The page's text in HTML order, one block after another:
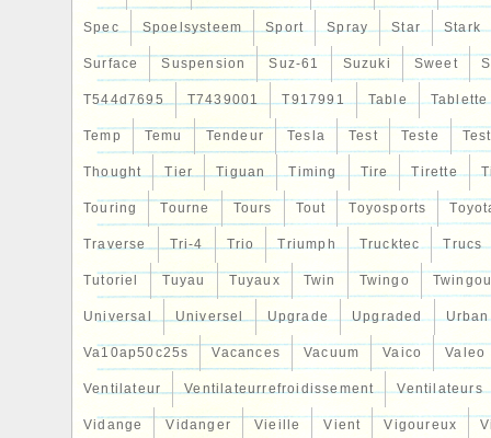
Spec Spoelsysteem Sport Spray Star Stark
Surface Suspension Suz-61 Suzuki Sweet
T544d7695 T7439001 T917991 Table Tablette
Temp Temu Tendeur Tesla Test Teste
Thought Tier Tiguan Timing Tire Tirette
Touring Tourne Tours Tout Toyosports
Traverse Tri-4 Trio Triumph Trucktec Trucs
Tutoriel Tuyau Tuyaux Twin Twingo
Universal Universel Upgrade Upgraded Urban
Va10ap50c25s Vacances Vacuum Vaico Valeo
Ventilateur Ventilateurrefroidissement Ventilateurs
Vidange Vidanger Vieille Vient Vigoureux